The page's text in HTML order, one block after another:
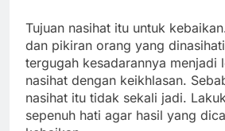
Tujuan nasihat itu untuk
dan pikiran orang yang
tergugah kesadarannya menjadi
nasihat dengan keikhlasan.
nasihat itu tidak sekali jadi.
sepenuh hati agar hasil yang